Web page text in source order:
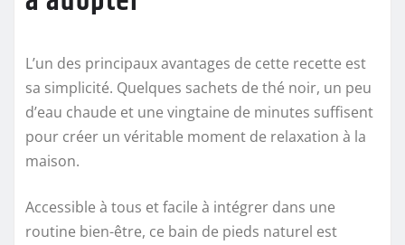
L’un des principaux avantages de cette recette est
sa simplicité. Quelques sachets de thé noir, un peu
d’eau chaude et une vingtaine de minutes suffisent
pour créer un véritable moment de relaxation à la
maison.
Accessible à tous et facile à intégrer dans une
routine bien-être, ce bain de pieds naturel est